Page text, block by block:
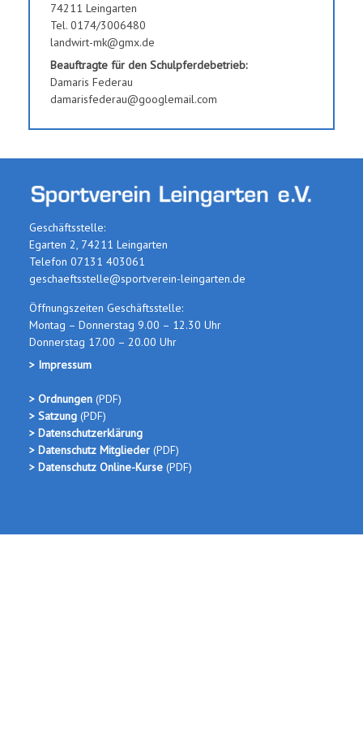
74211 Leingarten
Tel. 0174/3006480
landwirt-mk@gmx.de
Beauftragte für den Schulpferdebetrieb:
Damaris Federau
damarisfederau@googlemail.com
Geschäftsstelle:
Egarten 2, 74211 Leingarten
Telefon 07131 403061
geschaeftsstelle@sportverein-leingarten.de
Öffnungszeiten Geschäftsstelle:
Montag – Donnerstag 9.00 – 12.30 Uhr
Donnerstag 17.00 – 20.00 Uhr
> Impressum
> Ordnungen (PDF)
> Satzung (PDF)
> Datenschutzerklärung
> Datenschutz Mitglieder (PDF)
> Datenschutz Online-Kurse (PDF)